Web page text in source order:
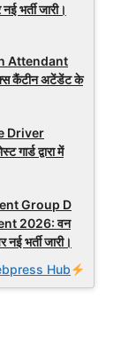
भर्ती जारी।
Attendant
कैंटीन अटेंडेंट के
Driver
द्वारा में
Group D
2026: वन
भर्ती जारी।
Hub